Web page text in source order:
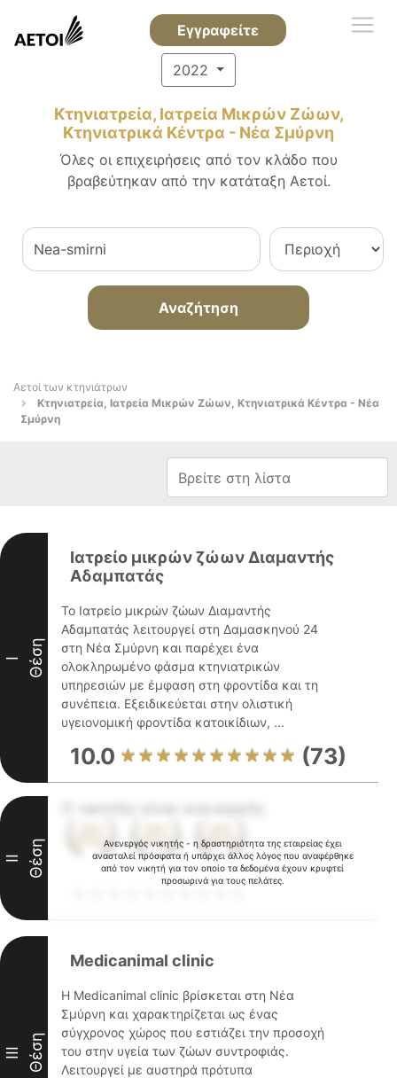
Εγγραφείτε
2022
Κτηνιατρεία, Ιατρεία Μικρών Ζώων,
Κτηνιατρικά Κέντρα - Νέα Σμύρνη
Όλες οι επιχειρήσεις από τον κλάδο που
βραβεύτηκαν από την κατάταξη Αετοί.
Αναζήτηση
Αετοί των κτηνιάτρων
Κτηνιατρεία, Ιατρεία Μικρών Ζώων, Κτηνιατρικά Κέντρα - Νέα
Σμύρνη
I Θέση
Ιατρείο μικρών ζώων Διαμαντής
Αδαμπατάς
Το Ιατρείο μικρών ζώων Διαμαντής
Αδαμπατάς λειτουργεί στη Δαμασκηνού 24
στη Νέα Σμύρνη και παρέχει ένα
ολοκληρωμένο φάσμα κτηνιατρικών
υπηρεσιών με έμφαση στη φροντίδα και τη
συνέπεια. Εξειδικεύεται στην ολιστική
υγειονομική φροντίδα κατοικίδιων, ...
10.0 (73)
Ανενεργός νικητής - η δραστηριότητα της εταιρείας έχει
ανασταλεί πρόσφατα ή υπάρχει άλλος λόγος που αναφέρθηκε
από τον νικητή για τον οποίο τα δεδομένα έχουν κρυφτεί
προσωρινά για τους πελάτες.
II Θέση
III Θέση
Medicanimal clinic
Η Medicanimal clinic βρίσκεται στη Νέα
Σμύρνη και χαρακτηρίζεται ως ένας
σύγχρονος χώρος που εστιάζει την προσοχή
του στην υγεία των ζώων συντροφιάς.
Λειτουργεί με αυστηρά πρότυπα